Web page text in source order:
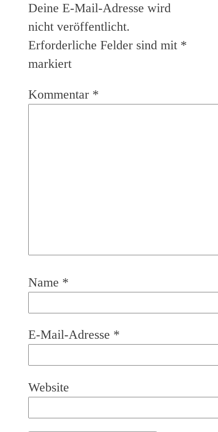
Deine E-Mail-Adresse wird
nicht veröffentlicht.
Erforderliche Felder sind mit *
markiert
Kommentar *
Name *
E-Mail-Adresse *
Website